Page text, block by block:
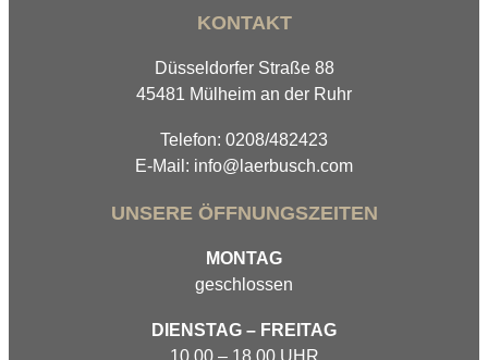
KONTAKT
Düsseldorfer Straße 88
45481 Mülheim an der Ruhr
Telefon: 0208/482423
E-Mail: info@laerbusch.com
UNSERE ÖFFNUNGSZEITEN
MONTAG
geschlossen
DIENSTAG – FREITAG